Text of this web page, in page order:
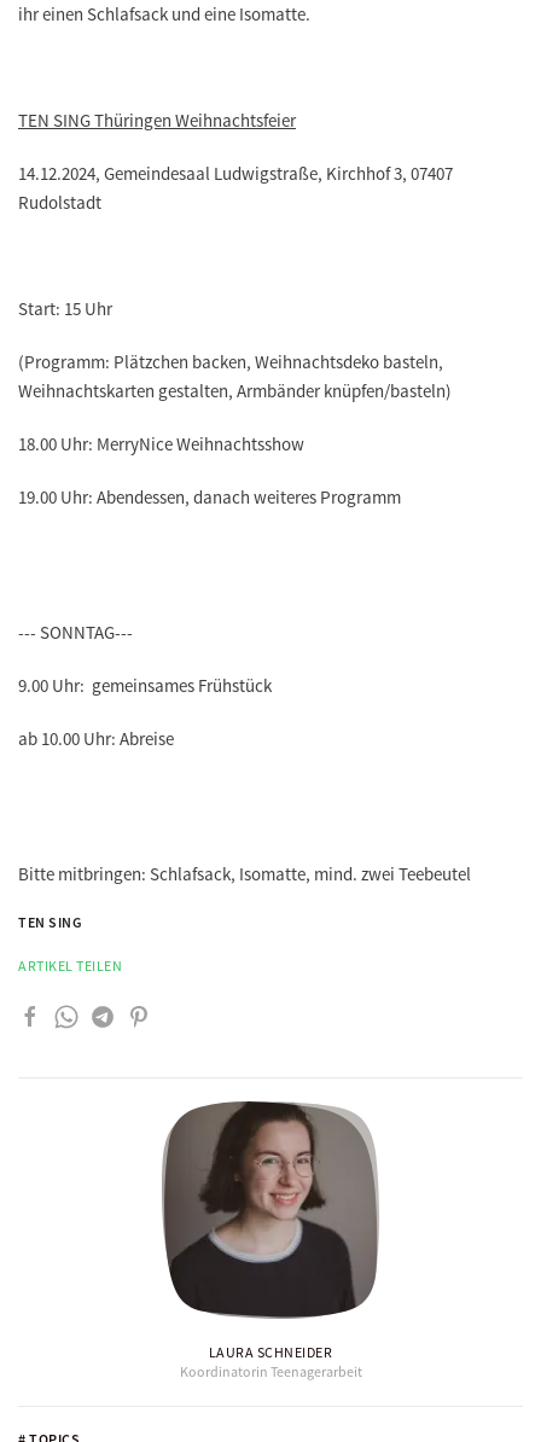
ihr einen Schlafsack und eine Isomatte.
TEN SING Thüringen Weihnachtsfeier
14.12.2024, Gemeindesaal Ludwigstraße, Kirchhof 3, 07407
Rudolstadt
Start: 15 Uhr
(Programm: Plätzchen backen, Weihnachtsdeko basteln,
Weihnachtskarten gestalten, Armbänder knüpfen/basteln)
18.00 Uhr: MerryNice Weihnachtsshow
19.00 Uhr: Abendessen, danach weiteres Programm
--- SONNTAG---
9.00 Uhr: gemeinsames Frühstück
ab 10.00 Uhr: Abreise
Bitte mitbringen: Schlafsack, Isomatte, mind. zwei Teebeutel
TEN SING
ARTIKEL TEILEN
LAURA SCHNEIDER
Koordinatorin Teenagerarbeit